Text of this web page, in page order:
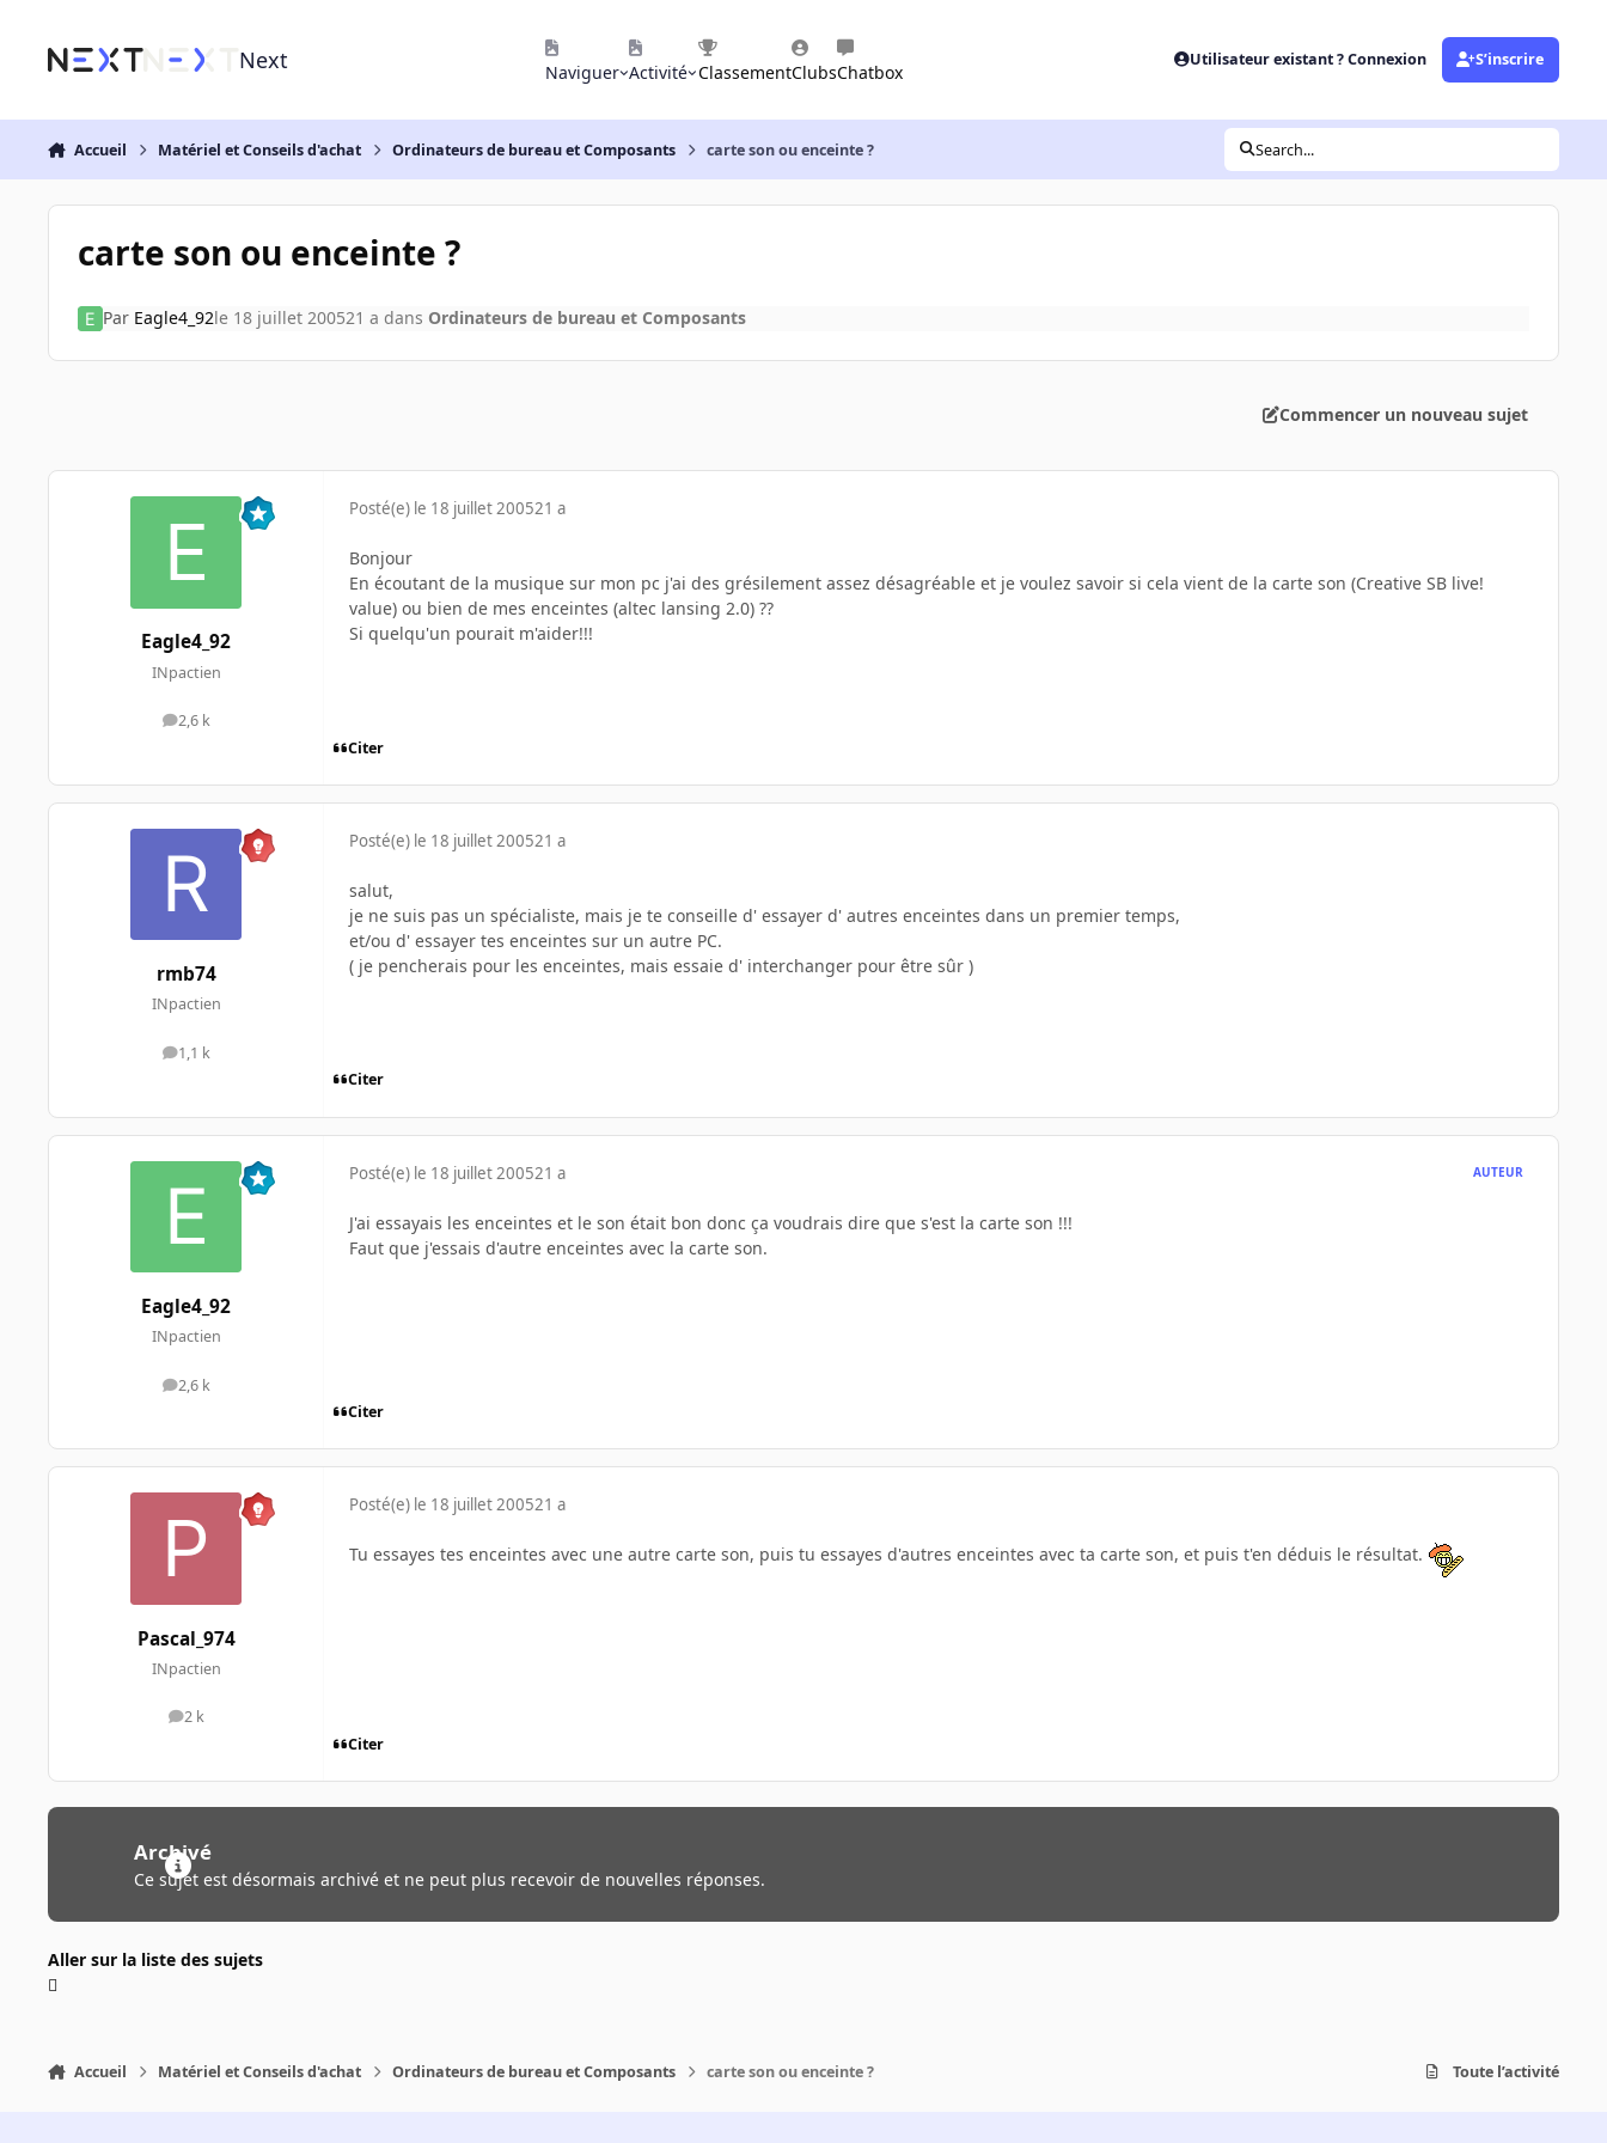
Next Naviguer Activité ClassementClubsChatbox
Utilisateur existant ? Connexion S’inscrire
Accueil Matériel et Conseils d'achat Ordinateurs de bureau et Composants carte son ou enceinte ? Search...
carte son ou enceinte ?
Par Eagle4_92le 18 juillet 200521 a dans Ordinateurs de bureau et Composants
Commencer un nouveau sujet
Eagle4_92
INpactien
2,6 k
messages
Posté(e) le 18 juillet 200521 a
Bonjour
En écoutant de la musique sur mon pc j'ai des grésilement assez désagréable et je voulez savoir si cela vient de la carte son (Creative SB live!
value) ou bien de mes enceintes (altec lansing 2.0) ??
Si quelqu'un pourait m'aider!!!
Citer
rmb74
INpactien
1,1 k
messages
Posté(e) le 18 juillet 200521 a
salut,
je ne suis pas un spécialiste, mais je te conseille d' essayer d' autres enceintes dans un premier temps,
et/ou d' essayer tes enceintes sur un autre PC.
( je pencherais pour les enceintes, mais essaie d' interchanger pour être sûr )
Citer
Eagle4_92
INpactien
2,6 k
messages
Posté(e) le 18 juillet 200521 a AUTEUR
J'ai essayais les enceintes et le son était bon donc ça voudrais dire que s'est la carte son !!!
Faut que j'essais d'autre enceintes avec la carte son.
Citer
Pascal_974
INpactien
2 k
messages
Posté(e) le 18 juillet 200521 a
Tu essayes tes enceintes avec une autre carte son, puis tu essayes d'autres enceintes avec ta carte son, et puis t'en déduis le résultat.
Citer
Archivé
Ce sujet est désormais archivé et ne peut plus recevoir de nouvelles réponses.
Aller sur la liste des sujets
Accueil Matériel et Conseils d'achat Ordinateurs de bureau et Composants carte son ou enceinte ? Toute l’activité